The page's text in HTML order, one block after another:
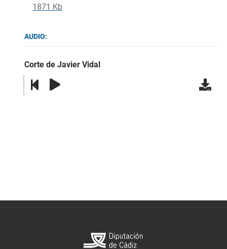
1871 Kb
AUDIO:
Corte de Javier Vidal